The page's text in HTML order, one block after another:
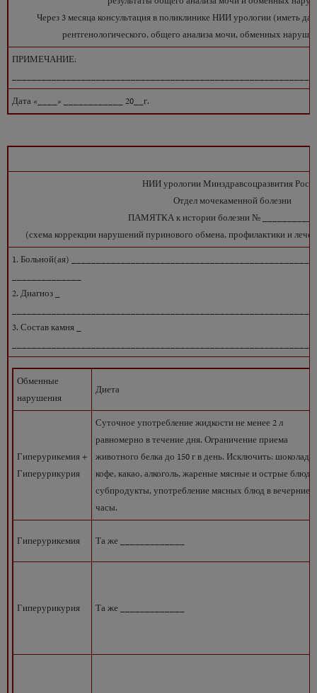
Через 3 месяца консультация в поликлинике НИИ урологии (иметь
рентгенологического, общего анализа мочи, обменных
ПРИМЕЧАНИЕ:
Дата «____» ____________ 20__г.
НИИ урологии Минздравсоцразвития
Отдел мочекаменной болезни
ПАМЯТКА к истории болезни №
(схема коррекции нарушений пуринового обмена, профилактики и
1. Больной(ая)
2. Диагноз _
3. Состав камня _
Обменные
нарушения
Диета
Гиперурикемия +
Гиперурикурия
Суточное употребление жидкости не менее 2 л
равномерно в течение дня. Ограничение приема
животного белка до 150 г в день. Исключить: шоколад,
кофе, какао, алкоголь, жареные мясные и острые блюда,
субпродукты, употребление мясных блюд в вечерние
часы.
Гиперурикемия Та же _____________
Гиперурикурия Та же _____________